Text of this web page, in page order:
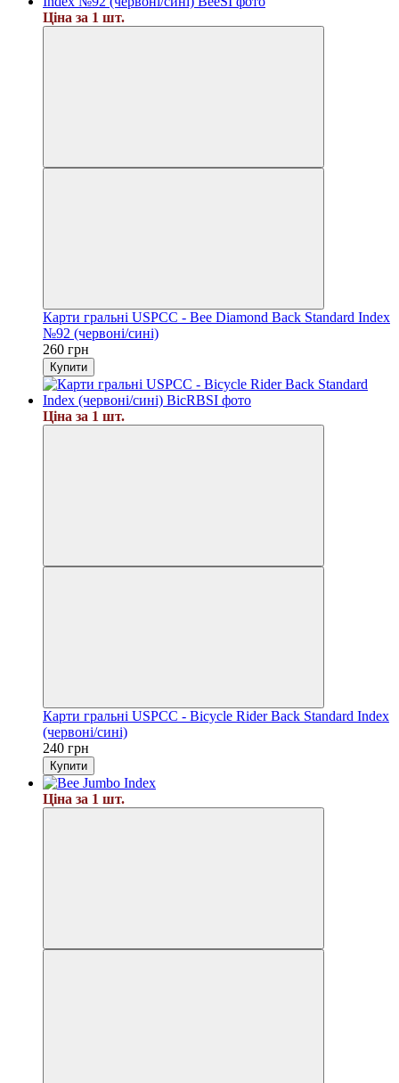
Ціна за 1 шт.
Карти гральні USPCC - Bee Diamond Back Standard Index
№92 (червоні/сині)
260 грн
Купити
Ціна за 1 шт.
Карти гральні USPCC - Bicycle Rider Back Standard Index
(червоні/сині)
240 грн
Купити
Ціна за 1 шт.